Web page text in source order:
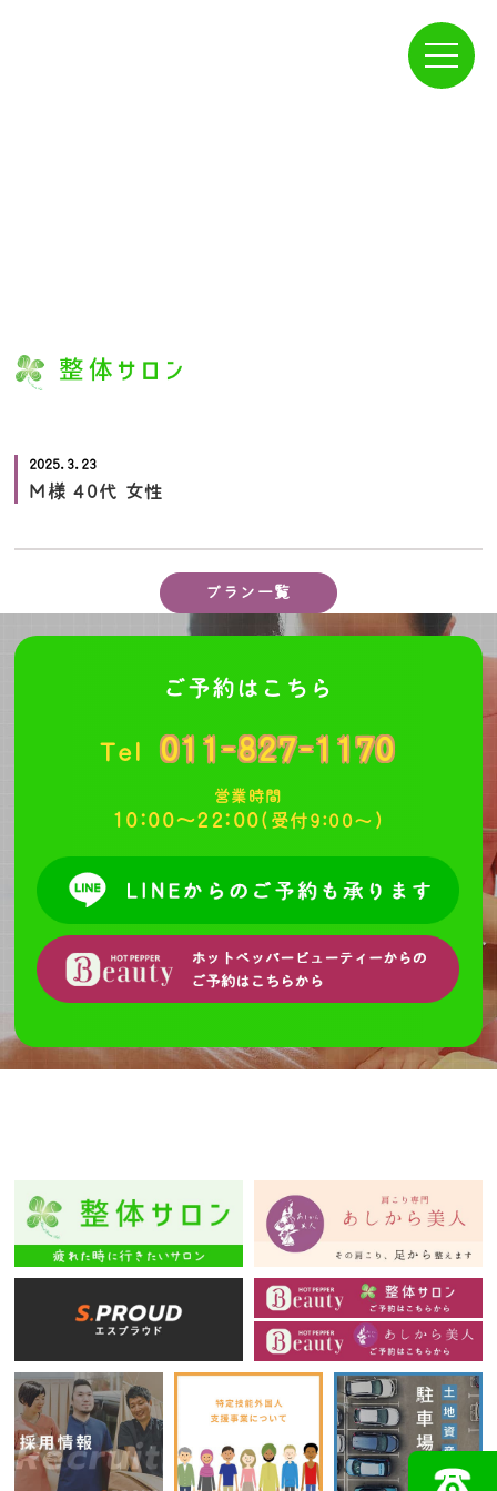
2025.3.23
M様 40代 女性
プラン一覧
ご予約はこちら
Tel 011-827-1170
営業時間
10:00～22:00(受付9:00～)